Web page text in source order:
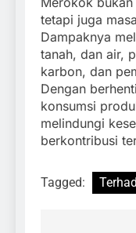
tetapi juga
Dampaknya
tanah, dan air,
karbon, dan
Dengan
konsumsi
melindungi
berkontribusi
Tagged: